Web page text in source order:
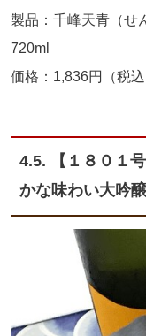
製品：千峰天青（せ
720ml
価格：1,836円（税込
4.5. 【１８０１
かな味わい大吟